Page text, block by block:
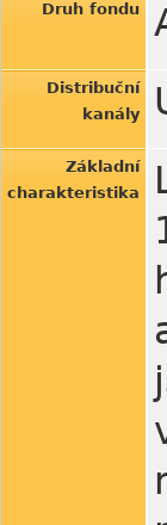
Druh fondu
Distribuční
kanály
Základní
charakteristika